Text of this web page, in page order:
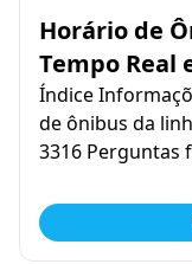
Horário de
Tempo Real
Índice
de ônibus da
3316 Perguntas